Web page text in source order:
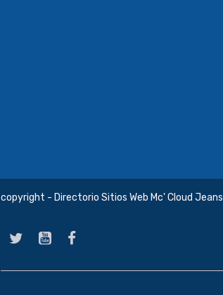
copyright - Directorio Sitios Web Mc' Cloud Jeans